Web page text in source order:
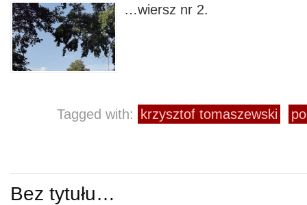
…wiersz nr 2.
Tagged with: krzysztof tomaszewski
Bez tytułu…